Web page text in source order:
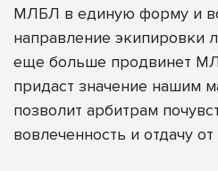
МЛБЛ в единую форму и
направление экипировки
еще больше продвинет
придаст значение нашим
позволит арбитрам
вовлеченность и отдачу